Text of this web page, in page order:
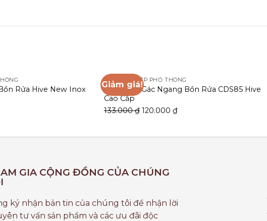
Rửa Hive New Inox
Giảm giá!
PHỤ KIỆN BẾP PHỔ THÔNG
Rổ Để Đồ Gác Ngang Bồn Rửa CDS85 Hive
Cao Cấp
133.000₫ 120.000 ₫
GIA CỘNG ĐỒNG CỦA CHÚNG
ký nhận bản tin của chúng tôi để nhận lời
tư vấn sản phẩm và các ưu đãi độc